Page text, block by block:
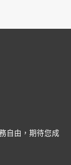
自由，期待您成